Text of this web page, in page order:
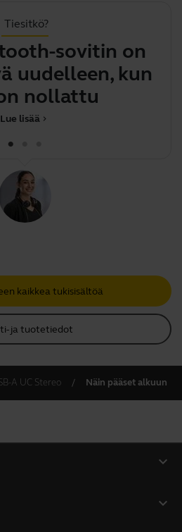
Tiesitkö?
sovitin on
uudelleen, kun
nollattu
chevron_right
Lue lisää
kaikkea tukisisältöä
ja tuotetiedot
A UC Stereo Näin pääset alkuun
expand_more
expand_more